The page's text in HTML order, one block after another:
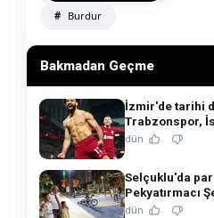
Burdur
Bakmadan Geçme
İzmir'de tarihi
Trabzonspor,
jübilesinde
dün
Selçuklu'da
Pekyatırmacı
hemşehrileriyle
dün